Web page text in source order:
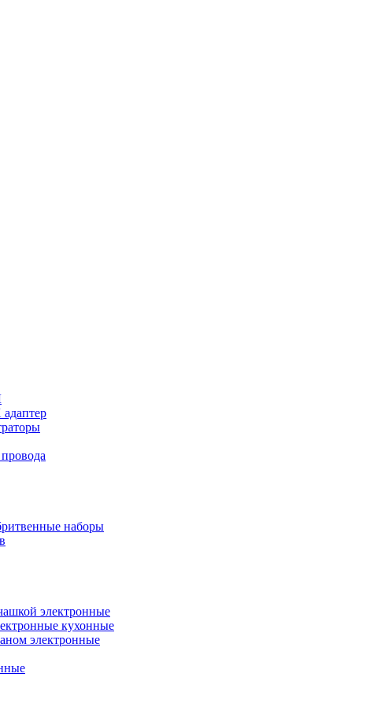
наборы
электронные
кухонные
электронные